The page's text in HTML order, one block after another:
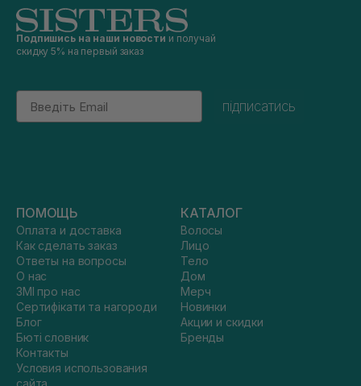
Подпишись на наши новости и получай
скидку 5% на первый заказ
Email
підписатись
ПОМОЩЬ
Оплата и доставка
Как сделать заказ
Ответы на вопросы
О нас
ЗМІ про нас
Сертифікати та нагороди
Блог
Бюті словник
Контакты
Условия использования
сайта
КАТАЛОГ
Волосы
Лицо
Тело
Дом
Мерч
Новинки
Акции и скидки
Бренды